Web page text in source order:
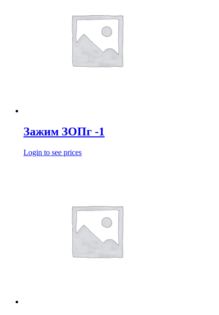
Зажим ЗОПг -1
Login to see prices